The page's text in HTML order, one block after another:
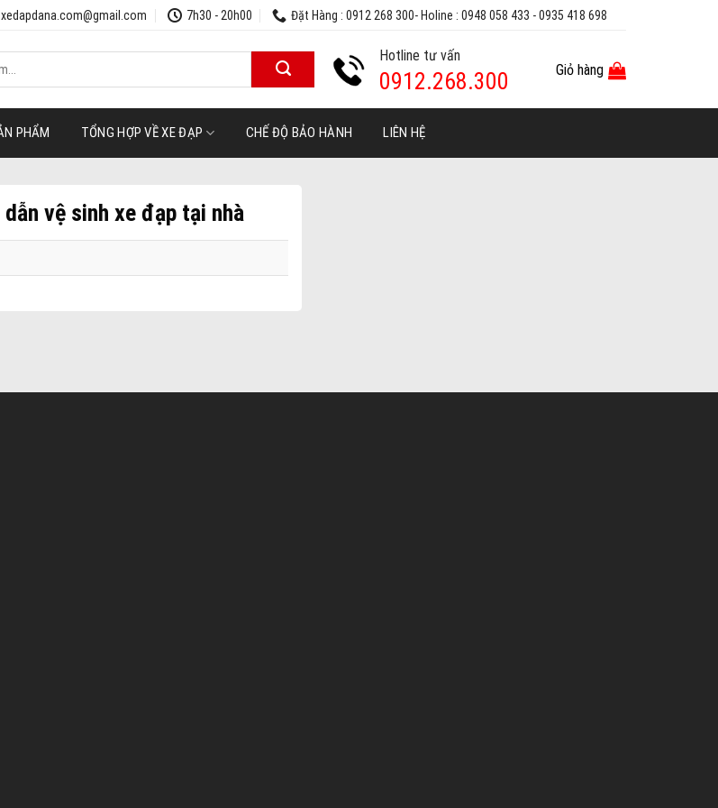
7h30 - 20h00 Đặt Hàng : 0912 268 300- Holine : 0948 058 433 - 0935 418 698
Hotline tư vấn
0912.268.300 Giỏ hàng
PHẨM TỔNG HỢP VỀ XE ĐẠP CHẾ ĐỘ BẢO HÀNH LIÊN HỆ
vệ sinh xe đạp tại nhà